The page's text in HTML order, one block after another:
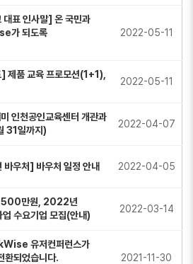
대표 인사말] 온 국민과
가 되도록
2022-05-11
제품 교육 프로모션(1+1),
2022-05-11
인천공인교육센터 개관과
31일까지)
2022-04-07
우처] 바우처 일정 안내 2022-04-05
만원, 2022년
수요기업 모집(안내)
2022-03-14
유저컨퍼런스가
환되었습니다.
2021-11-30